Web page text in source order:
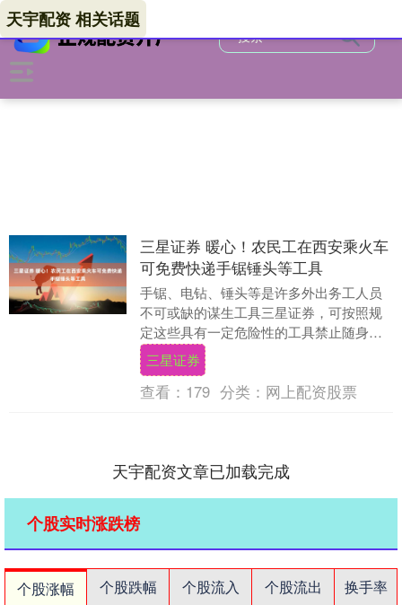
天宇配资 相关话题
三星证券 暖心！农民工在西安乘火车
可免费快递手锯锤头等工具
手锯、电钻、锤头等是许多外出务工人员
不可或缺的谋生工具三星证券，可按照规
定这些具有一定危险性的工具禁止随身携
带乘车。最近，西安站、西安北站专门推
出务工工具免费寄....
三星证券
查看： 179 分类： 网上配资股票
天宇配资文章已加载完成
个股实时涨跌榜
个股涨幅 个股跌幅 个股流入 个股流出
换手率